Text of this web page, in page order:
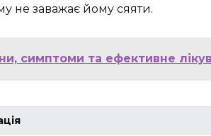
не заважає йому сяяти.
симптоми та ефективне